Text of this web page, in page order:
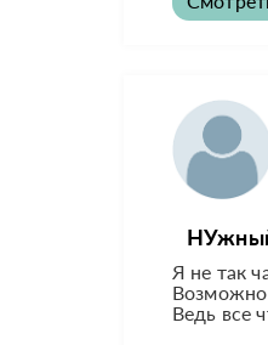
Я не так
Возможно
Ведь все